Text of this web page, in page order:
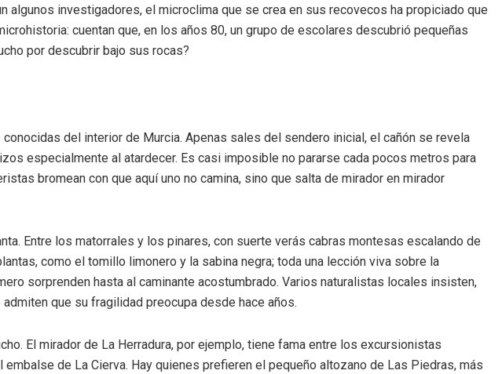
algunos investigadores, el microclima que se crea en sus recovecos ha propiciado que
cuentan que, en los años 80, un grupo de escolares descubrió pequeñas
por descubrir bajo sus rocas?
conocidas del interior de Murcia. Apenas sales del sendero inicial, el cañón se revela
especialmente al atardecer. Es casi imposible no pararse cada pocos metros para
bromean con que aquí uno no camina, sino que salta de mirador en mirador
Entre los matorrales y los pinares, con suerte verás cabras montesas escalando de
como el tomillo limonero y la sabina negra; toda una lección viva sobre la
sorprenden hasta al caminante acostumbrado. Varios naturalistas locales insisten,
que su fragilidad preocupa desde hace años.
El mirador de La Herradura, por ejemplo, tiene fama entre los excursionistas
de La Cierva. Hay quienes prefieren el pequeño altozano de Las Piedras, más